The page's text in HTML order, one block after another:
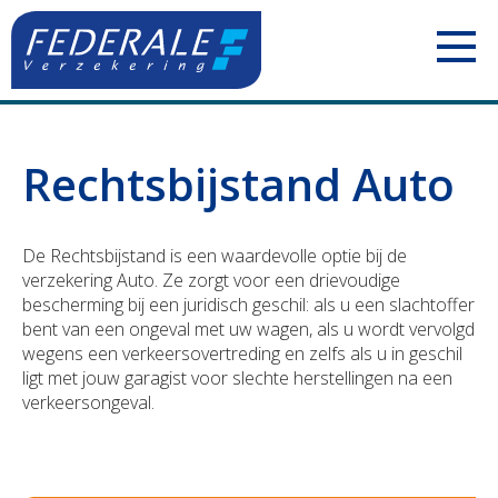
Jouw mobiliteit
Jouw familie
Jouw pensioen
Jouw geld
ZELFSTANDIGEN
Uw aansprakelijkheid
Uw inkomsten
Uw bezittingen
ONDERNEMINGEN
Uw personeel
Uw voertuigen
Uw aansprakelijkheid
BOUWSECTOR
Uw personeel
Uw voertuigen
Rechtsbijstand Auto
De Rechtsbijstand is een waardevolle optie bij de
verzekering Auto. Ze zorgt voor een drievoudige
bescherming bij een juridisch geschil: als u een slachtoffer
bent van een ongeval met uw wagen, als u wordt vervolgd
wegens een verkeersovertreding en zelfs als u in geschil
ligt met jouw garagist voor slechte herstellingen na een
verkeersongeval.